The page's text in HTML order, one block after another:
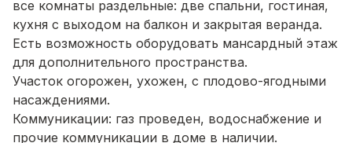
все комнаты раздельные: две спальни, гостиная,
кухня с выходом на балкон и закрытая веранда.
Есть возможность оборудовать мансардный этаж
для дополнительного пространства.
Участок огорожен, ухожен, с плодово-ягодными
насаждениями.
Коммуникации: газ проведен, водоснабжение и
прочие коммуникации в доме в наличии.